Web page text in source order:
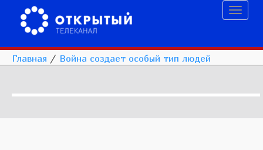
Главная / Война создает особый тип людей